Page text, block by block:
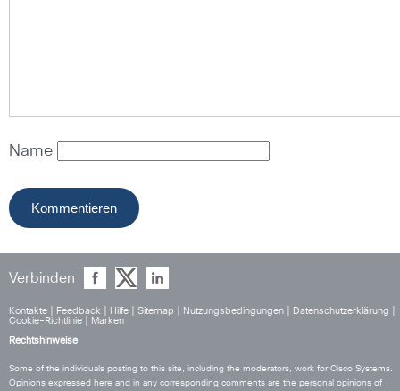
Name
Verbinden
Kontakte Feedback Hilfe Sitemap Nutzungsbedingungen Datenschutzerklärung
Cookie-Richtlinie
Marken
Rechtshinweise
Some of the individuals posting to this site, including the moderators, work for Cisco Systems.
Opinions expressed here and in any corresponding comments are the personal opinions of